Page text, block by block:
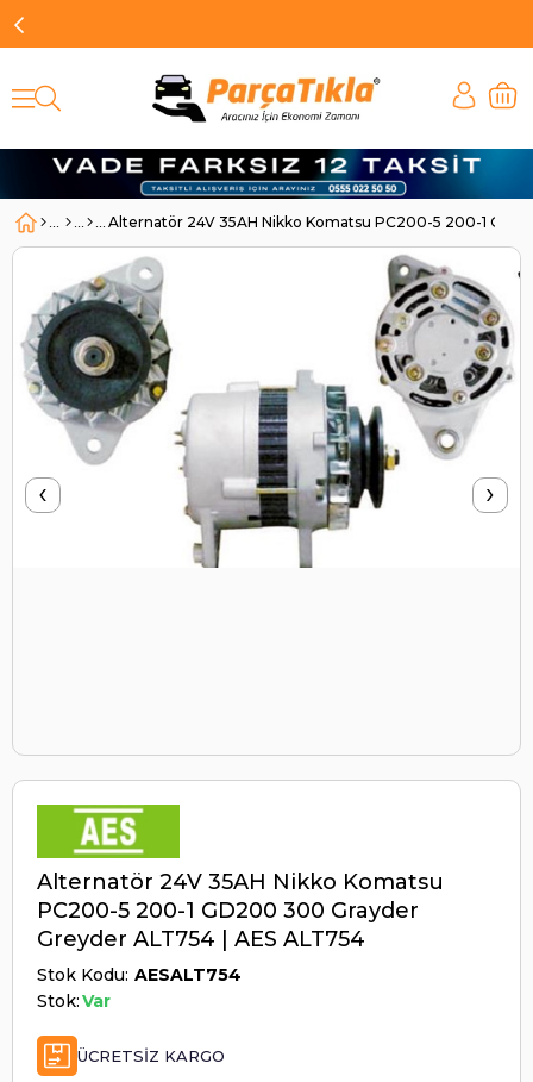
Alternatör 24V 35AH Nikko Komatsu PC200-5 200-1
‹ ›
Alternatör 24V 35AH Nikko Komatsu
PC200-5 200-1 GD200 300 Grayder
Greyder ALT754 | AES ALT754
Stok Kodu AESALT754
Stok:Var
ÜCRETSIZ KARGO